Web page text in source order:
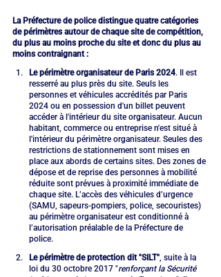
La Préfecture de police distingue quatre catégories
de périmètres autour de chaque site de compétition,
du plus au moins proche du site et donc du plus au
moins contraignant :
Le périmètre organisateur de Paris 2024. Il est
resserré au plus près du site. Seuls les
personnes et véhicules accrédités par Paris
2024 ou en possession d'un billet peuvent
accéder à l'intérieur du site organisateur. Aucun
habitant, commerce ou entreprise n'est situé à
l'intérieur du périmètre organisateur. Seules des
restrictions de stationnement sont mises en
place aux abords de certains sites. Des zones de
dépose et de reprise des personnes à mobilité
réduite sont prévues à proximité immédiate de
chaque site. L’accès des véhicules d’urgence
(SAMU, sapeurs-pompiers, police, secouristes)
au périmètre organisateur est conditionné à
l’autorisation préalable de la Préfecture de
police.
Le périmètre de protection dit "SILT", suite à la
loi du 30 octobre 2017 "renforçant la Sécurité